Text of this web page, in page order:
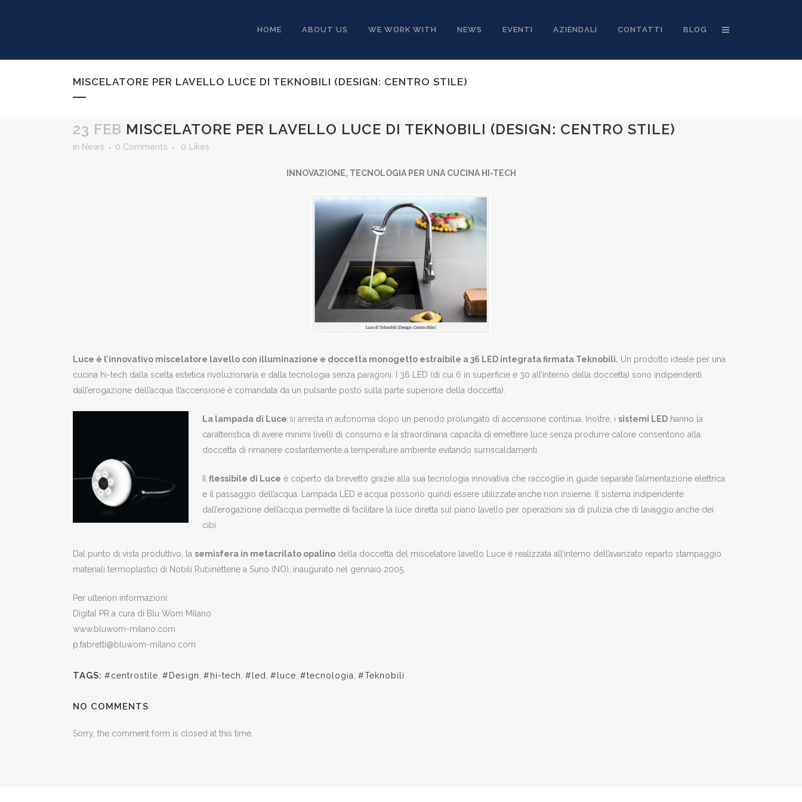
HOME ABOUT US WE WORK WITH NEWS EVENTI AZIENDALI CONTATTI BLOG
MISCELATORE PER LAVELLO LUCE DI TEKNOBILI (DESIGN: CENTRO STILE)
23 FEB MISCELATORE PER LAVELLO LUCE DI TEKNOBILI (DESIGN: CENTRO STILE)
in News 0 Comments 0 Likes
INNOVAZIONE, TECNOLOGIA PER UNA CUCINA HI-TECH
Luce è l’innovativo miscelatore lavello con illuminazione e doccetta monogetto estraibile a 36 LED integrata firmata Teknobili. Un prodotto ideale per una
cucina hi-tech dalla scelta estetica rivoluzionaria e dalla tecnologia senza paragoni. I 36 LED (di cui 6 in superficie e 30 all’interno della doccetta) sono indipendenti
dall’erogazione dell’acqua (l’accensione è comandata da un pulsante posto sulla parte superiore della doccetta).
La lampada di Luce si arresta in autonomia dopo un periodo prolungato di accensione continua. Inoltre, i sistemi LED hanno la
caratteristica di avere minimi livelli di consumo e la straordinaria capacità di emettere luce senza produrre calore consentono alla
doccetta di rimanere costantemente a temperature ambiente evitando surriscaldamenti.
flessibile di Luce è coperto da brevetto grazie alla sua tecnologia innovativa che raccoglie in guide separate l’alimentazione elettrica
e il passaggio dell’acqua. Lampada LED e acqua possono quindi essere utilizzate anche non insieme. Il sistema indipendente
dall’erogazione dell’acqua permette di facilitare la luce diretta sul piano lavello per operazioni sia di pulizia che di lavaggio anche dei
cibi.
Dal punto di vista produttivo, la semisfera in metacrilato opalino della doccetta del miscelatore lavello Luce è realizzata all’interno dell’avanzato reparto stampaggio
materiali termoplastici di Nobili Rubinetterie a Suno (NO), inaugurato nel gennaio 2005.
Per ulteriori informazioni:
Digital PR a cura di Blu Wom Milano
www.bluwom-milano.com
p.fabretti@bluwom-milano.com
TAGS: #centrostile #Design #hi-tech #led #luce #tecnologia #Teknobili
NO COMMENTS
Sorry, the comment form is closed at this time.